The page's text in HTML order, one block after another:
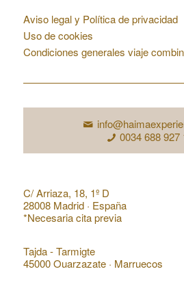
Aviso legal y Política de privacidad
Uso de cookies
Condiciones generales viaje
0034 688 927
C/ Arriaza, 18, 1º D
28008 Madrid · España
*Necesaria cita previa
Tajda - Tarmigte
45000 Ouarzazate · Marruecos